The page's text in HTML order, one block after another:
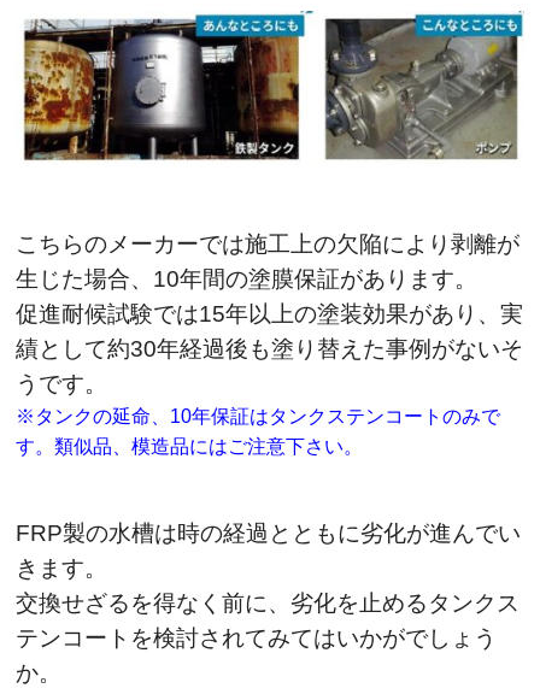
こちらのメーカーでは施工上の欠陥により剥離が
生じた場合、10年間の塗膜保証があります。
促進耐候試験では15年以上の塗装効果があり、実
績として約30年経過後も塗り替えた事例がないそ
うです。
※タンクの延命、10年保証はタンクステンコートのみで
す。類似品、模造品にはご注意下さい。
FRP製の水槽は時の経過とともに劣化が進んでい
きます。
交換せざるを得なく前に、劣化を止めるタンクス
テンコートを検討されてみてはいかがでしょう
か。